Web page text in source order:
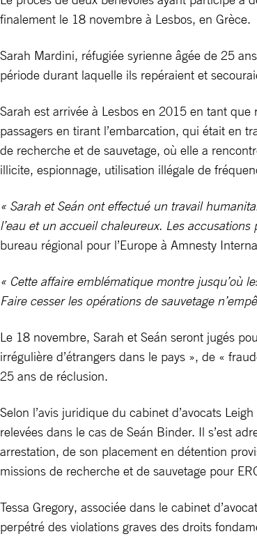
finalement le 18 novembre à Lesbos, en Grèce.
Sarah Mardini, réfugiée syrienne âgée de 25
période durant laquelle ils repéraient et
Sarah est arrivée à Lesbos en 2015 en tant
passagers en tirant l’embarcation, qui était en
de recherche et de sauvetage, où elle a
illicite, espionnage, utilisation illégale de
« Sarah et Seán ont effectué un travail
l’eau et un accueil chaleureux. Les
bureau régional pour l’Europe à Amnesty
« Cette affaire emblématique montre jusqu’où
Faire cesser les opérations de sauvetage
Le 18 novembre, Sarah et Seán seront jugés
irrégulière d’étrangers dans le pays », de «
25 ans de réclusion.
Selon l’avis juridique du cabinet d’avocats
relevées dans le cas de Seán Binder. Il s’est
arrestation, de son placement en détention
missions de recherche et de sauvetage pour
Tessa Gregory, associée dans le cabinet
perpétré des violations graves des droits